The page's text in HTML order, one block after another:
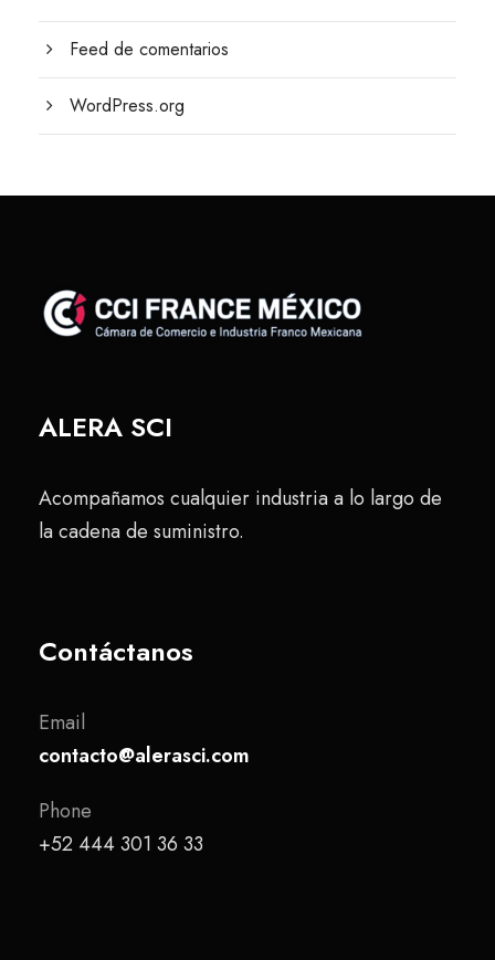
Feed de comentarios
WordPress.org
ALERA SCI
Acompañamos cualquier industria a lo largo de
la cadena de suministro.
Contáctanos
Email
contacto@alerasci.com
Phone
+52 444 301 36 33